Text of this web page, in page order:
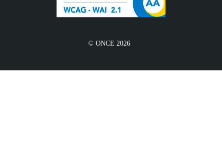
© ONCE 2026